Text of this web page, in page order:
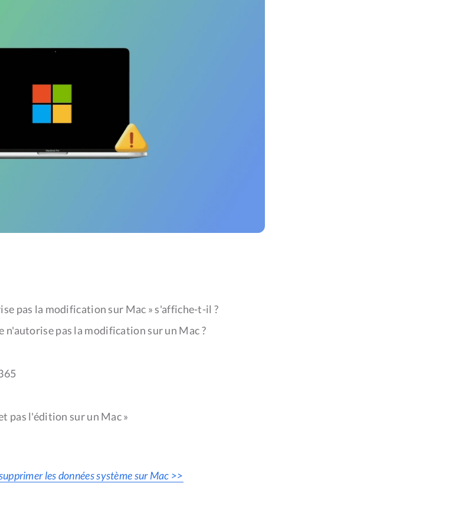
pas la modification sur Mac » s'affiche-t-il ?
pas la modification sur un Mac ?
pas l'édition sur un Mac »
les données système sur Mac >>